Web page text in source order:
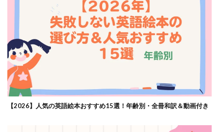
【2026】人気の英語絵本おすすめ15選！年齢別・全冊和訳＆動画付き